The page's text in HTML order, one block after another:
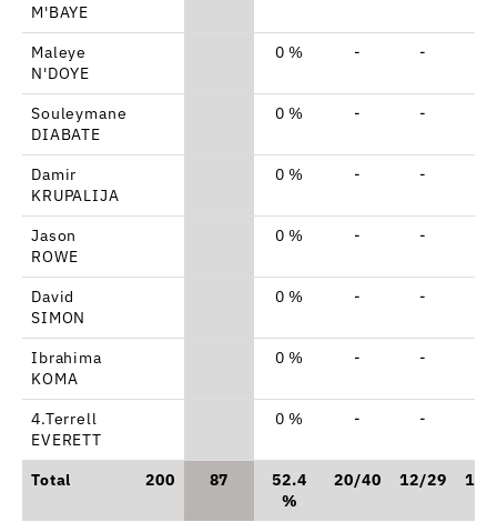
M'BAYE
Maleye
N'DOYE
0 % - -
Souleymane
DIABATE
0 % - -
Damir
KRUPALIJA
0 % - -
Jason
ROWE
0 % - -
David
SIMON
0 % - -
Ibrahima
KOMA
0 % - -
4.Terrell
EVERETT
0 % - -
Total 200 87
52.4
%
20/40 12/29 11/